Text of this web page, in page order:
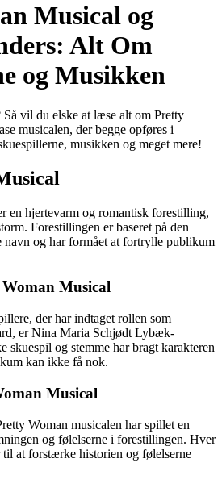
Musical og
Alt Om
og Musikken
vil du elske at læse alt om Pretty
musicalen, der begge opføres i
musikken og meget mere!
en hjertevarm og romantisk forestilling,
Forestillingen er baseret på den
og har formået at fortrylle publikum
Musical
der har indtaget rollen som
er Nina Maria Schjødt Lybæk-
skuespil og stemme har bragt karakteren
kan ikke få nok.
Musical
Woman musicalen har spillet en
og følelserne i forestillingen. Hver
til at forstærke historien og følelserne